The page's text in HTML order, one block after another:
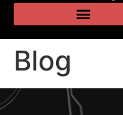
Blog